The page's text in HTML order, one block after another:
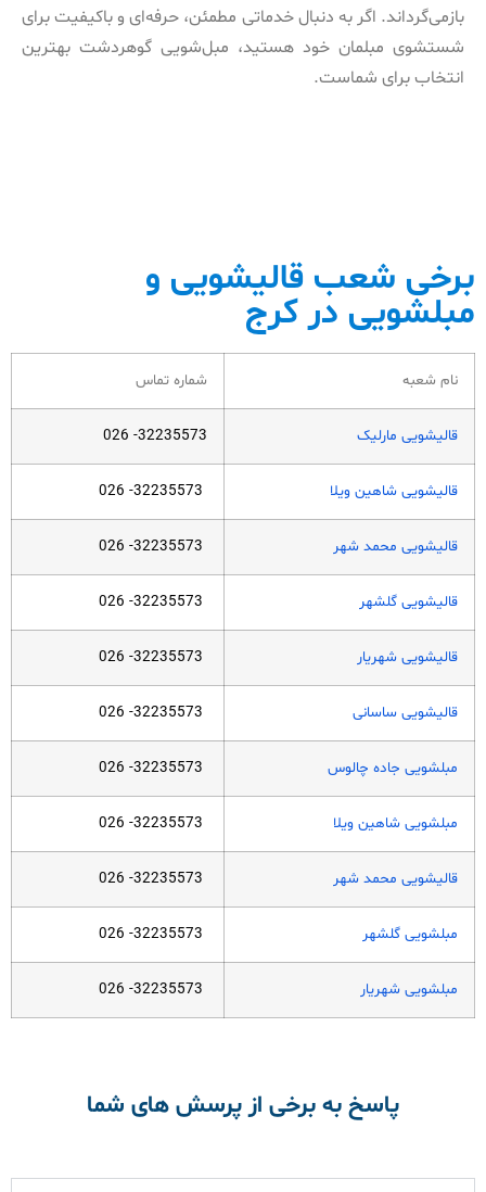
بازمی‌گرداند. اگر به دنبال خدماتی مطمئن، حرفه‌ای و باکیفیت برای
شستشوی مبلمان خود هستید، مبل‌شویی گوهردشت بهترین
انتخاب برای شماست.
برخی شعب قالیشویی و
مبلشویی در کرج
نام شعبه شماره تماس
قالیشویی مارلیک 32235573- 026
قالیشویی شاهین ویلا 32235573- 026
قالیشویی محمد شهر 32235573- 026
قالیشویی گلشهر 32235573- 026
قالیشویی شهریار 32235573- 026
قالیشویی ساسانی 32235573- 026
مبلشویی جاده چالوس 32235573- 026
مبلشویی شاهین ویلا 32235573- 026
قالیشویی محمد شهر 32235573- 026
مبلشویی گلشهر 32235573- 026
مبلشویی شهریار 32235573- 026
پاسخ به برخی از پرسش های شما